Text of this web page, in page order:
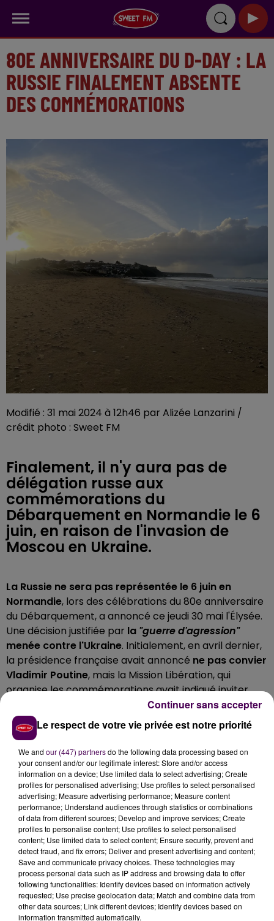
80E ANNIVERSAIRE DU D-DAY : LA
RUSSIE FINALEMENT ABSENTE
DES COMMÉMORATIONS
Modifié : 31 mai 2024 à 12h46 par Alizée Lanzarini /
crédit photo : Sweet FM
Finalement, il n'y aura pas de
délégation russe aux
commémorations du
Débarquement en Normandie le 6
juin, en raison de l'invasion de
Moscou en Ukraine.
La Russie ne sera pas représentée le 6 juin en
Normandie, lors des célébrations du 80e anniversaire
du Débarquement, a annoncé ce jeudi 30 mai l'Élysée.
Une décision justifiée par la "guerre d'agression"
menée contre l'Ukraine. Initialement, en avril dernier,
la présidence française avait annoncé ne pas convier
Vladimir Poutine, mais la Mission Libération, qui
organise les commémorations avait indiqué inviter
une délégation russe au nom de la contribution de
l'Union Soviétique à la victoire contre l'Allemagne
nazie.
VOLODYMYR ZELENSKY INVITÉ
L'Ukraine sera quant à elle bien réprésentée, puisque
son présidentVolodymyr Zelensky fera le
déplacement dans le Calvadosle 6 juin pour la
cérémonie à Saint-Laurent-sur-Mer sur la plage
d'Omaha, ainsi qu'une vingtaine de chefs d'États et
de gouvernements, dont le président américain
Joe
Bidenet le chancellier allemandOlaf Scholz.Environ
200 vétéransaméricains, britanniques et canadiens
sont également attendus.
Le respect de votre vie privée est notre priorité
We and our (447) partnersdo the following data processing based on
your consent and/or our legitimate interest: Store and/or access
information on a device; Use limited data to select advertising; Create
profiles for personalised advertising; Use profiles to select personalised
advertising; Measure advertising performance; Measure content
performance; Understand audiences through statistics or combinations
of data from different sources; Develop and improve services; Create
profiles to personalise content; Use profiles to select personalised
content; Use limited data to select content; Ensure security, prevent and
detect fraud, and fix errors; Deliver and present advertising and content;
Save and communicate privacy choices. These technologies may
process personal data such as IP address and browsing data to offer
following functionalities: Identify devices based on information actively
requested; Use precise geolocation data; Match and combine data from
other data sources; Link different devices; Identify devices based on
information transmitted automatically.
Continuer sans accepter